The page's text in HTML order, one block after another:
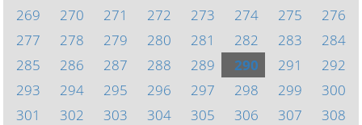
269
270 271 272 273 274 275
276
277
278 279 280 281 282 283
284
285
286 287 288 289 290 291
292
293
294 295 296 297 298 299
300
301
302 303 304 305 306 307
308